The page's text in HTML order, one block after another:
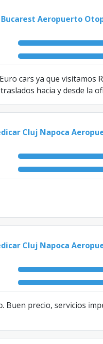
Bucarest Aeropuerto
cars ya que visitamos
hacia y desde la
Cluj Napoca
Cluj Napoca
Buen precio, servicios